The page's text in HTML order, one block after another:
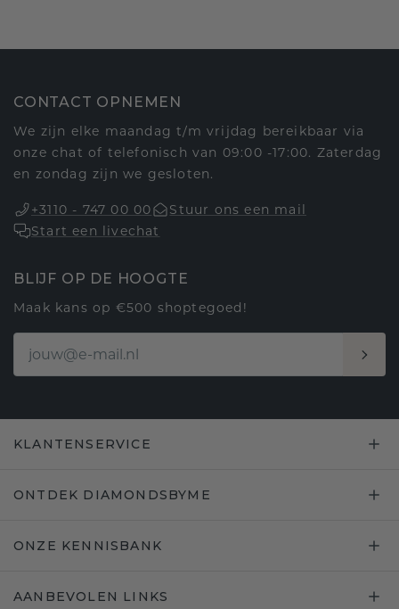
CONTACT OPNEMEN
We zijn elke maandag t/m vrijdag bereikbaar via
onze chat of telefonisch van 09:00 -17:00. Zaterdag
en zondag zijn we gesloten.
+3110 - 747 00 00
Stuur ons een mail
Start een livechat
BLIJF OP DE HOOGTE
Maak kans op €500 shoptegoed!
KLANTENSERVICE
ONTDEK DIAMONDSBYME
ONZE KENNISBANK
AANBEVOLEN LINKS